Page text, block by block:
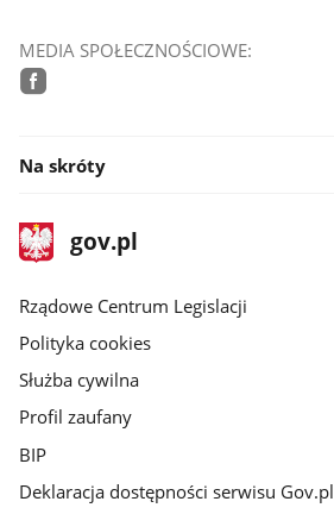
MEDIA SPOŁECZNOŚCIOWE:
Na skróty
stopka
gov.plStrona
gov.pl
Rządowe Centrum Legislacji
Polityka cookies
Służba cywilna
Profil zaufany
BIP
Deklaracja dostępności serwisu Gov.pl